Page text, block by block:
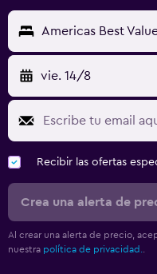
Americas Best
vie. 14/8
Recibir las ofertas
Crea una alerta de
Al crear una alerta de precio,
nuestra política de privacidad.